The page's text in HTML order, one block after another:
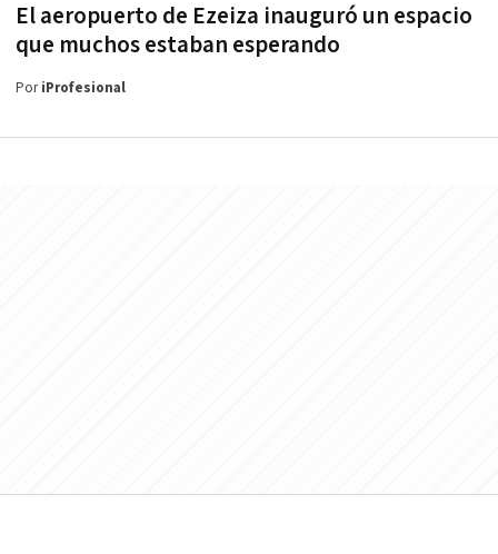
El aeropuerto de Ezeiza inauguró un espacio
que muchos estaban esperando
PoriProfesional